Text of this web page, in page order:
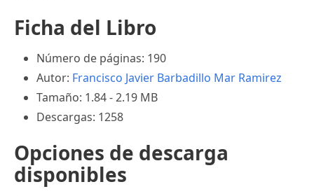
Ficha del Libro
Número de páginas: 190
Autor: Francisco Javier Barbadillo Mar Ramirez
Tamaño: 1.84 - 2.19 MB
Descargas: 1258
Opciones de descarga
disponibles